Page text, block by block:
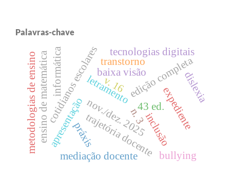
Palavras-chave
edição completa
v. 16
n. 3
nov./dez. 202543 ed.expediente
apresentação
ensino de matemáticacotidianos escolares
trajetória docente
mediação docente
baixa visão
metodologias de ensino inclusão
tecnologias digitais
letramento
informática
práxis
dislexia
transtorno
bullying